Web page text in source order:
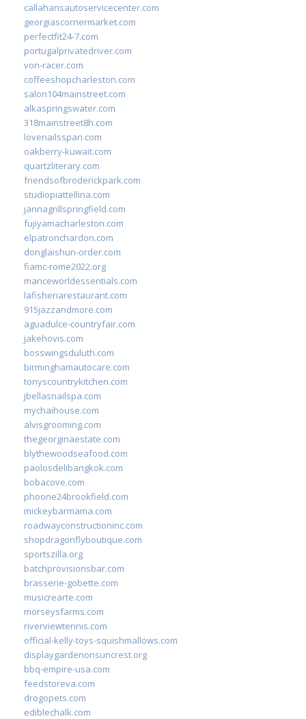
callahansautoservicecenter.com
georgiascornermarket.com
perfectfit24-7.com
portugalprivatedriver.com
von-racer.com
coffeeshopcharleston.com
salon104mainstreet.com
alkaspringswater.com
318mainstreet8h.com
lovenailsspari.com
oakberry-kuwait.com
quartzliterary.com
friendsofbroderickpark.com
studiopiattellina.com
jannagrillspringfield.com
fujiyamacharleston.com
elpatronchardon.com
donglaishun-order.com
fiamc-rome2022.org
mariceworldessentials.com
lafisheriarestaurant.com
915jazzandmore.com
aguadulce-countryfair.com
jakehovis.com
bosswingsduluth.com
birminghamautocare.com
tonyscountrykitchen.com
jbellasnailspa.com
mychaihouse.com
alvisgrooming.com
thegeorginaestate.com
blythewoodseafood.com
paolosdelibangkok.com
bobacove.com
phoone24brookfield.com
mickeybarmama.com
roadwayconstructioninc.com
shopdragonflyboutique.com
sportszilla.org
batchprovisionsbar.com
brasserie-gobette.com
musicrearte.com
morseysfarms.com
riverviewtennis.com
official-kelly-toys-squishmallows.com
displaygardenonsuncrest.org
bbq-empire-usa.com
feedstoreva.com
drogopets.com
ediblechalk.com